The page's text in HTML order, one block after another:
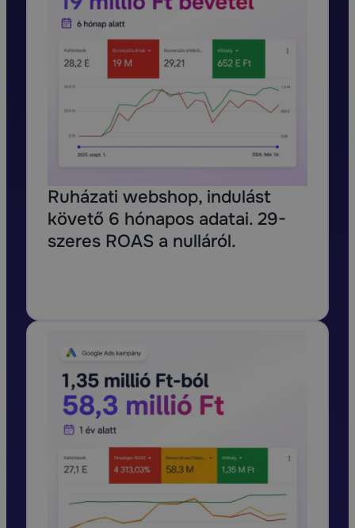
Ruházati webshop, indulást
követő 6 hónapos adatai. 29-
szeres ROAS a nulláról.